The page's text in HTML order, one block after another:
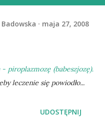
maja 27, 2008
piroplazmozę (babeszjozę).
leczenie się powiodło...
UDOSTĘPNIJ